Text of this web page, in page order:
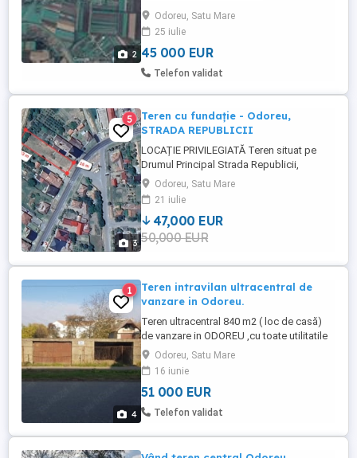
2
negociabil 235.000 Lei.
Odoreu, Satu Mare
25 iulie
45 000 EUR
Telefon validat
3
5
Teren cu fundație - Odoreu,
STRADA REPUBLICII
LOCAȚIE PRIVILEGIATĂ Teren situat pe
Drumul Principal Strada Republicii,
Odoreu. CARACTERISTICI PRINCIPALE
Suprafață totală: 985 m . Front la strada:
16 m. Fundație din beton turnat și
consolidat. Gard de protecție din beton -
gata construit. Toate utilitățile sunt trase la
Odoreu, Satu Mare
21 iulie
47,000 EUR
50,000 EUR
4
1
Teren intravilan ultracentral de
vanzare in Odoreu.
Teren ultracentral 840 m2 ( loc de casă)
de vanzare in ODOREU ,cu toate utilitatile
accesibile . Front sosea 16.3 m 52 m
lungime. Poziționat pe str. Unirii la la o
distanta de-200 de metri de Dispensarul
Odoreu, Poliția ,Banca ,Primărie ,Școală.
Pret -51.000 Euro
Odoreu, Satu Mare
16 iunie
51 000 EUR
Telefon validat